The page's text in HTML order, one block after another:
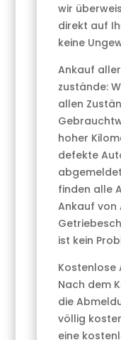
wir
direkt auf
keine
Ankauf
zustände:
allen
hoher
defekte
finden alle
Ankauf von
ist kein
Kostenlose
Nach dem
die
völlig
eine